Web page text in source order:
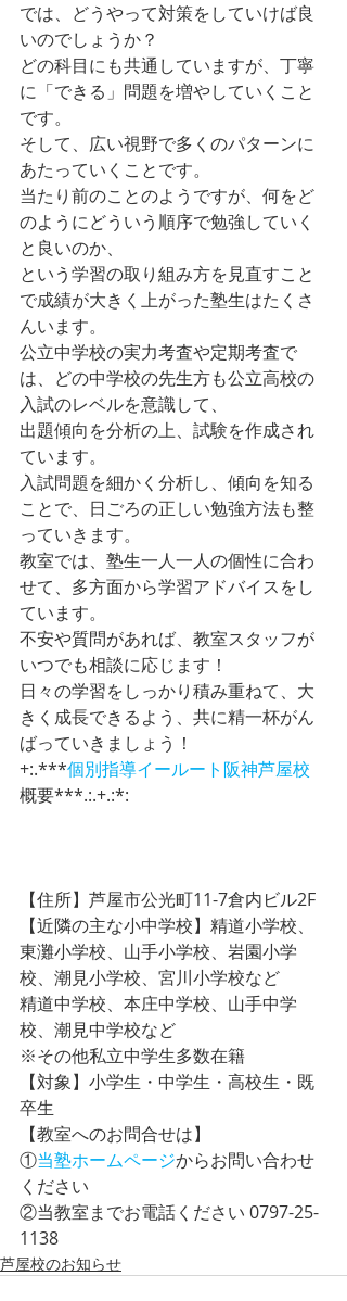
では、どうやって対策をしていけば良
いのでしょうか？
どの科目にも共通していますが、丁寧
に「できる」問題を増やしていくこと
です。
そして、広い視野で多くのパターンに
あたっていくことです。
当たり前のことのようですが、何をど
のようにどういう順序で勉強していく
と良いのか、
という学習の取り組み方を見直すこと
で成績が大きく上がった塾生はたくさ
んいます。
公立中学校の実力考査や定期考査で
は、どの中学校の先生方も公立高校の
入試のレベルを意識して、
出題傾向を分析の上、試験を作成され
ています。
入試問題を細かく分析し、傾向を知る
ことで、日ごろの正しい勉強方法も整
っていきます。
教室では、塾生一人一人の個性に合わ
せて、多方面から学習アドバイスをし
ています。
不安や質問があれば、教室スタッフが
いつでも相談に応じます！
日々の学習をしっかり積み重ねて、大
きく成長できるよう、共に精一杯がん
ばっていきましょう！
+:.***個別指導イールート 阪神芦屋校
概要***.:.+.:*:
【住所】芦屋市公光町11-7倉内ビル2F
【近隣の主な小中学校】精道小学校、
東灘小学校、山手小学校、岩園小学
校、潮見小学校、宮川小学校など
精道中学校、本庄中学校、山手中学
校、潮見中学校など
※その他私立中学生多数在籍
【対象】小学生・中学生・高校生・既
卒生
【教室へのお問合せは】
①当塾ホームページからお問い合わせ
ください
②当教室までお電話ください 0797-25-
1138
芦屋校のお知らせ